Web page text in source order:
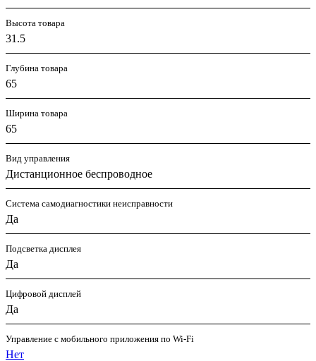
Высота товара
31.5
Глубина товара
65
Ширина товара
65
Вид управления
Дистанционное беспроводное
Система самодиагностики неисправности
Да
Подсветка дисплея
Да
Цифровой дисплей
Да
Управление c мобильного приложения по Wi-Fi
Нет